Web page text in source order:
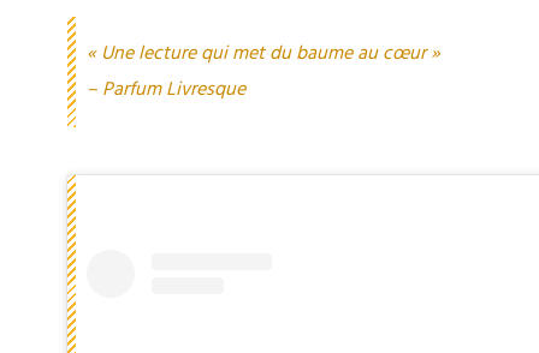
« Une lecture qui met du baume au cœur »
– Parfum Livresque